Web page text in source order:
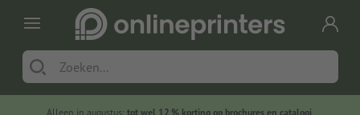
Alleen in augustus: tot wel 12 % korting op brochures en catalogi,